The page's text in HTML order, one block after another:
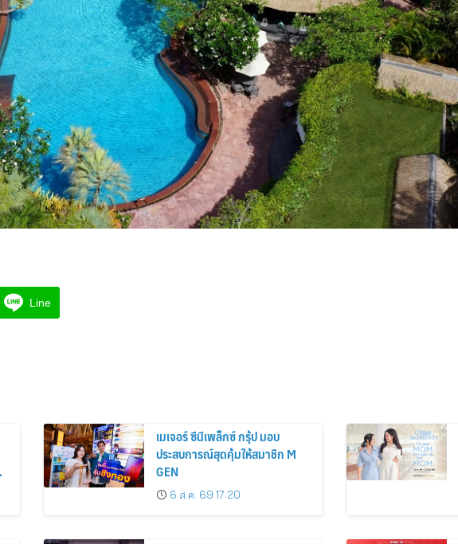
Line
เมเจอร์ ซีนีเพล็กซ์ กรุ้ป มอบ
ประสบการณ์สุดคุ้มให้สมาชิก M
GEN
6 ส.ค. 69 17:20